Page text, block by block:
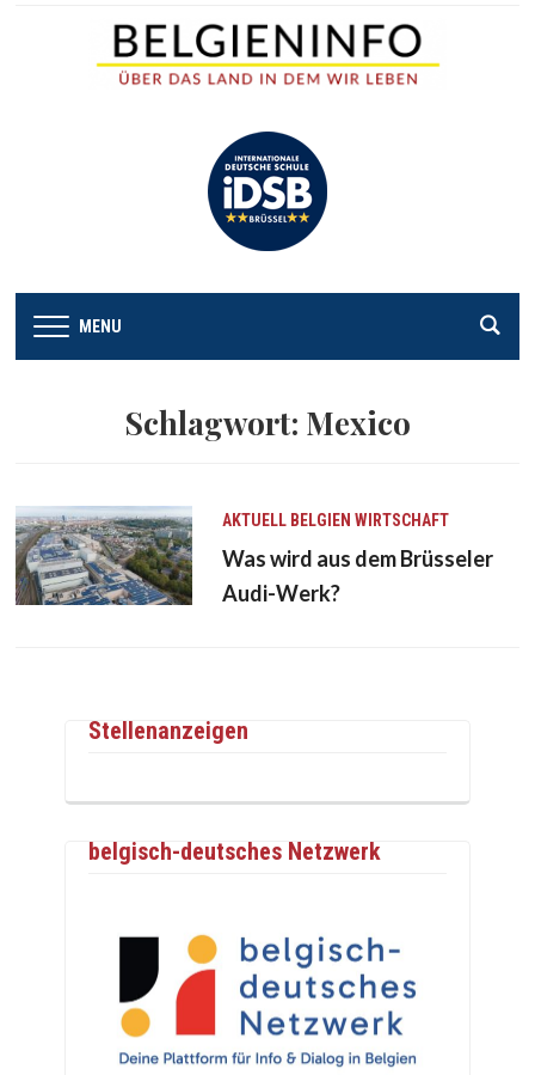
MENU
Schlagwort: Mexico
AKTUELL BELGIEN WIRTSCHAFT
Was wird aus dem Brüsseler
Audi-Werk?
Stellenanzeigen
belgisch-deutsches Netzwerk